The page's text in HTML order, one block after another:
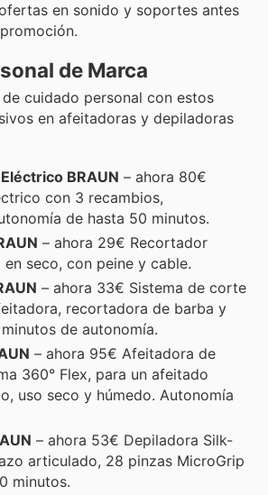
en sonido y soportes antes
de Marca
cuidado personal con estos
en afeitadoras y depiladoras
BRAUN – ahora 80€
con 3 recambios,
de hasta 50 minutos.
– ahora 29€ Recortador
seco, con peine y cable.
– ahora 33€ Sistema de corte
recortadora de barba y
de autonomía.
– ahora 95€ Afeitadora de
360° Flex, para un afeitado
uso seco y húmedo. Autonomía
– ahora 53€ Depiladora Silk-
articulado, 28 pinzas MicroGrip
minutos.